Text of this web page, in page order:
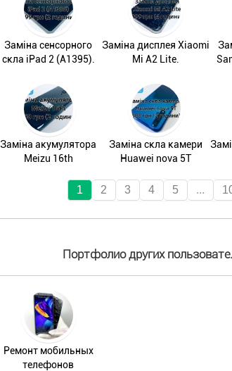
Заміна сенсорного
скла iPad 2 (A1395).
Заміна дисплея Xiaomi
Mi A2 Lite.
Заміна акумулятора
Meizu 16th
Заміна скла камери
Huawei nova 5T
1 2 3 4 5 ...
Портфолио других
Ремонт мобильных
телефонов